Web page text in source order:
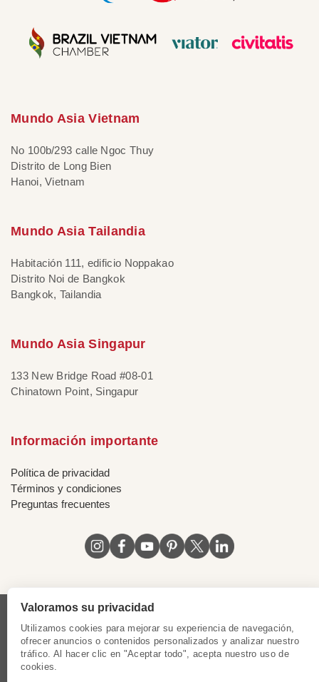
Mundo Asia Vietnam
No 100b/293 calle Ngoc Thuy
Distrito de Long Bien
Hanoi, Vietnam
Mundo Asia Tailandia
Habitación 111, edificio Noppakao
Distrito Noi de Bangkok
Bangkok, Tailandia
Mundo Asia Singapur
133 New Bridge Road #08-01
Chinatown Point, Singapur
Información importante
Política de privacidad
Términos y condiciones
Preguntas frecuentes
Licencia de Vietnam | Certificado de Singapur |
Certificado de Hong Kong, China | Certificado de Chile |
Certificado de Peru | Certificado de Mexico |
Valoramos su privacidad
Utilizamos cookies para mejorar su experiencia de navegación,
ofrecer anuncios o contenidos personalizados y analizar nuestro
tráfico. Al hacer clic en "Aceptar todo", acepta nuestro uso de
cookies.